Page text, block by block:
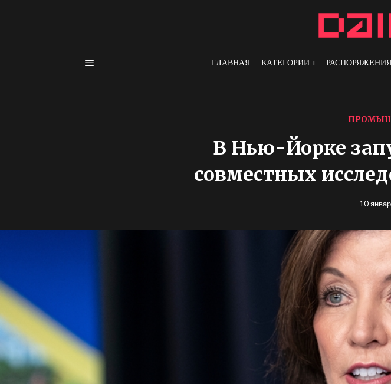
ГЛАВНАЯ КАТЕГОРИИ РАСПОРЯЖЕНИЯ
В Нью-Йорке
совместных
10